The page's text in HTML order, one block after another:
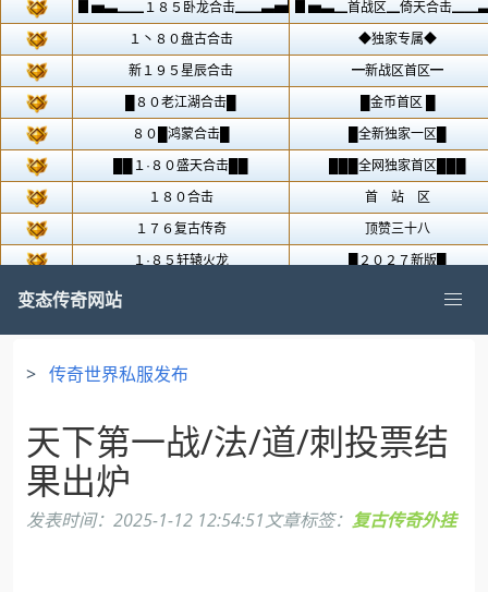
变态传奇网站
> 传奇世界私服发布
天下第一战/法/道/刺投票结
果出炉
发表时间： 2025-1-12 12:54:51文章标签： 复古传奇外挂